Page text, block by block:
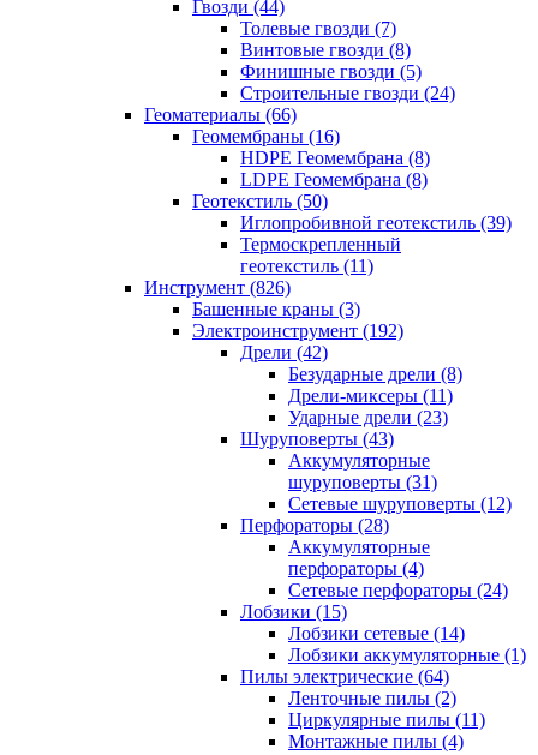
Гвозди (44)
Толевые гвозди (7)
Винтовые гвозди (8)
Финишные гвозди (5)
Строительные гвозди (24)
Геоматериалы (66)
Геомембраны (16)
HDPE Геомембрана (8)
LDPE Геомембрана (8)
Геотекстиль (50)
Иглопробивной геотекстиль (39)
Термоскрепленный
геотекстиль (11)
Инструмент (826)
Башенные краны (3)
Электроинструмент (192)
Дрели (42)
Безударные дрели (8)
Дрели-миксеры (11)
Ударные дрели (23)
Шуруповерты (43)
Аккумуляторные
шуруповерты (31)
Сетевые шуруповерты (12)
Перфораторы (28)
Аккумуляторные
перфораторы (4)
Сетевые перфораторы (24)
Лобзики (15)
Лобзики сетевые (14)
Лобзики аккумуляторные (1)
Пилы электрические (64)
Ленточные пилы (2)
Циркулярные пилы (11)
Монтажные пилы (4)